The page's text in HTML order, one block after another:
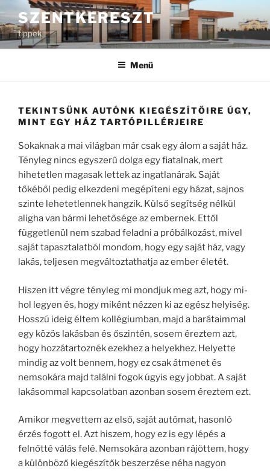
Tartalomhoz
SZENTKERESZT
tippek
Menü
TEKINTSÜNK AUTÓNK KIEGÉSZÍTŐIRE ÚGY,
MINT EGY HÁZ TARTÓPILLÉRJEIRE
Sokaknak a mai világban már csak egy álom a saját ház.
Tényleg nincs egyszerű dolga egy fiatalnak, mert
hihetetlen magasak lettek az ingatlanárak. Saját
tőkéből pedig elkezdeni megépíteni egy házat, sajnos
szinte lehetetlennek hangzik. Külső segítség nélkül
aligha van bármi lehetősége az embernek. Ettől
függetlenül nem szabad feladni a próbálkozást, mivel
saját tapasztalatból mondom, hogy egy saját ház, vagy
lakás, teljesen megváltoztathatja az ember életét.
Hiszen itt végre tényleg mi mondjuk meg azt, hogy mi-
hol legyen és, hogy miként nézzen ki az egész helyiség.
Hosszú ideig éltem kollégiumban, majd a barátaimmal
egy közös lakásban és őszintén, sosem éreztem azt,
hogy hozzátartoznék ezekhez a helyekhez. Helyette
mindig az volt bennem, hogy ez csak átmenet és
nemsokára majd találni fogok úgyis egy jobbat. A saját
lakásommal kapcsolatban azonban sosem éreztem ezt.
Amikor megvettem az első, saját autómat, hasonló
érzés fogott el. Azt hiszem, hogy ez is egy lépés a
felnőtté válás felé. Nemsokára azonban rájöttem, hogy
a különböző kiegészítők beszerzése néha nagyon